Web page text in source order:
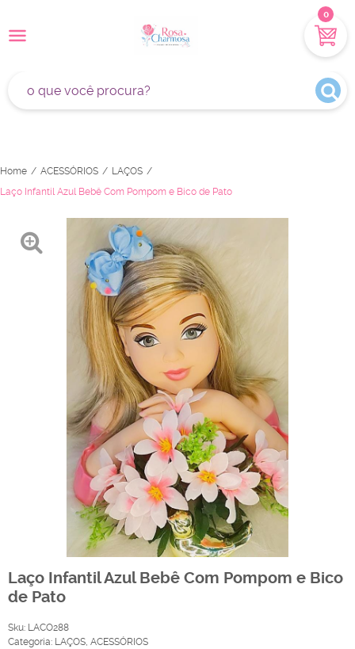
0
Home ACESSÓRIOS
LAÇOS
Laço Infantil Azul Bebê Com Pompom e Bico de Pato
Laço Infantil Azul Bebê Com Pompom e Bico
de Pato
Sku: LACO288
Categoria: LAÇOS, ACESSÓRIOS